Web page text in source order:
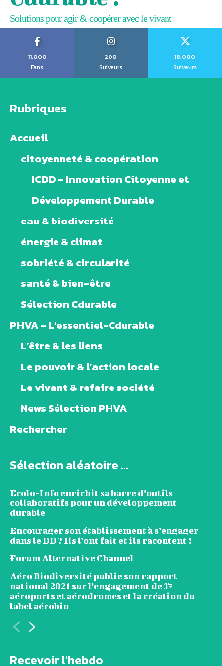
Solutions pour agir & coopérer avec le vivant
11,000
Fans
200
Suiveurs
18,000
Suiveurs
Rubriques
Accueil
citoyenneté & coopération
ICDD – Innovation Citoyenne et
Développement Durable
eau & biodiversité
énergie & climat
sobriété & circularité
santé & bien-être
Sélection Cdurable
PHVA – L’essentiel-Cdurable
L’être & les liens
Le pouvoir & l’action locale
Le vivant & refaire société
News Sélection PHVA
Rechercher
Sélection aléatoire ...
Ecolo-Info enrichit sa barre d’outils
collaboratifs pour un développement
durable
Encourager son établissement à s’engager
dans le DD ? Ils l’ont fait et ils racontent !
Forum Alternative Channel
Aéro Biodiversité publie son rapport
national 2021 sur l’engagement de 37
aéroports et aérodromes et la création du
label aérobio
Recevoir l'hebdo